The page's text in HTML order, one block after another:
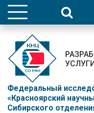
Федеральный
«Красноярский
Сибирского